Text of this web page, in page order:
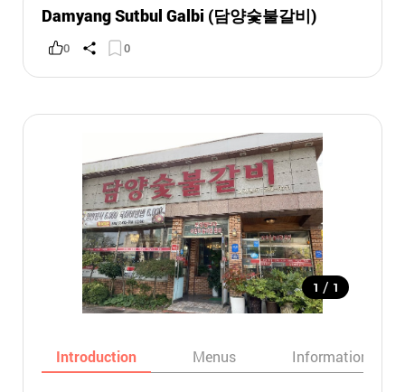
Damyang Sutbul Galbi (담양숯불갈비)
0 0
1 / 1
Introduction Menus Informations